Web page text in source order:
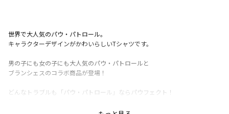
世界で大人気のパウ・パトロール。
キャラクターデザインがかわいらしいTシャツです。
男の子にも女の子にも大人気のパウ・パトロールと
ブランシェスのコラボ商品が登場！
どんなトラブルも「パウ・パトロール」ならパウフェクト！